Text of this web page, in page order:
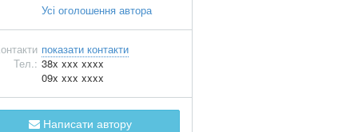
Усі оголошення автора
показати контакти
Тел.: 38x xxx xxxx
09x xxx xxxx
Написати автору